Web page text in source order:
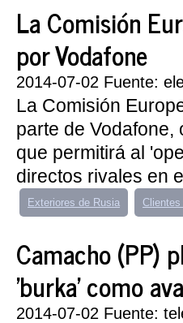
La Comisión
por Vodafone
2014-07-02 Fuente:
La Comisión
parte de
que permitirá al
directos rivales en
Exteriores de Rusia
Camacho (PP)
'burka' como
2014-07-02 Fuente: